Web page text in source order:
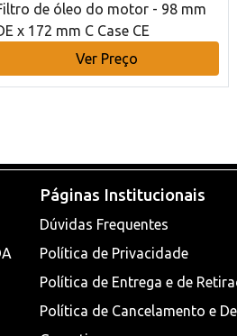
de óleo do motor - 98 mm
x 172 mm C Case CE
Ver Preço
Páginas Institucionais
Dúvidas Frequentes
Política de Privacidade
Política de Entrega e de
Política de Cancelamento e